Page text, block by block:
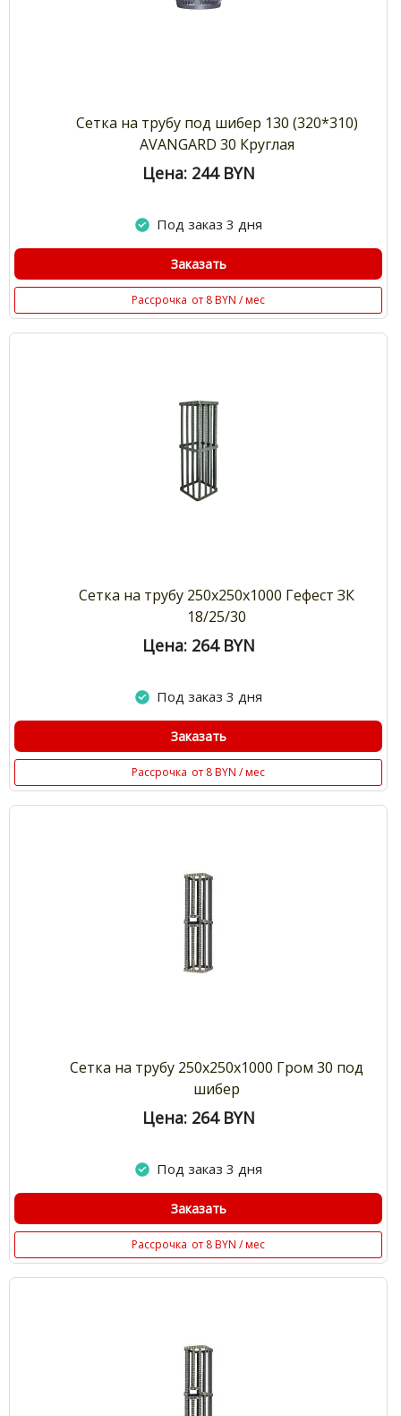
Сетка на трубу под шибер 130 (320*310)
AVANGARD 30 Круглая
Цена: 244 BYN
Под заказ 3 дня
Заказать
Рассрочка от 8 BYN / мес
Сетка на трубу 250х250х1000 Гефест ЗК
18/25/30
Цена: 264 BYN
Под заказ 3 дня
Заказать
Рассрочка от 8 BYN / мес
Сетка на трубу 250х250х1000 Гром 30 под
шибер
Цена: 264 BYN
Под заказ 3 дня
Заказать
Рассрочка от 8 BYN / мес